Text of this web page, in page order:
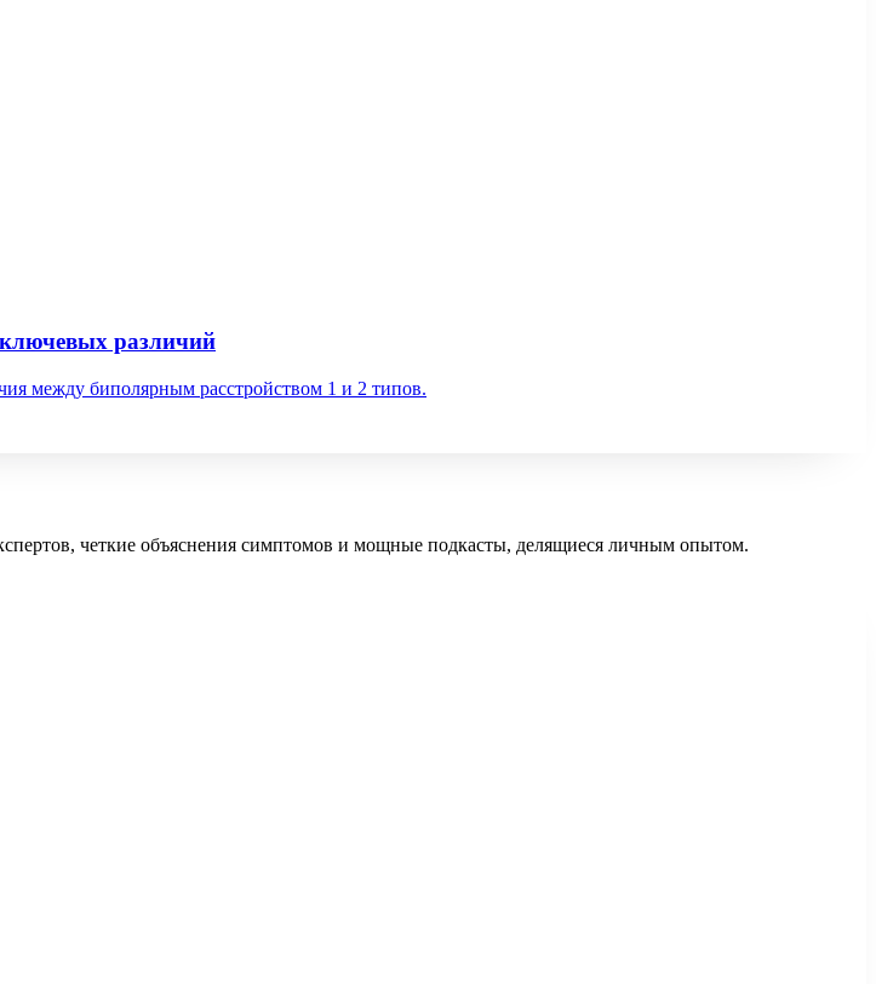
различий
между биполярным расстройством 1 и 2 типов.
четкие объяснения симптомов и мощные подкасты, делящиеся личным опытом.